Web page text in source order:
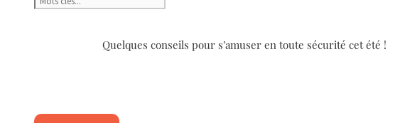
Quelques conseils pour s’amuser en toute sécurité cet été !